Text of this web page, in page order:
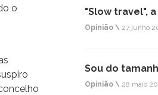
o
"Slow travel",
Opinião \ 27 junho
Sou do
Opinião \ 28 maio